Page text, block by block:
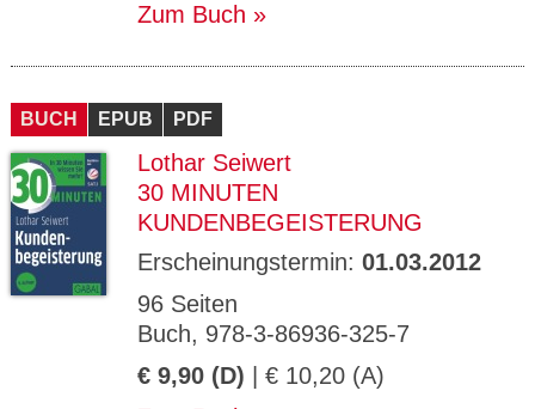
Zum Buch
BUCH EPUB PDF
Lothar Seiwert
30 MINUTEN
KUNDENBEGEISTERUNG
Erscheinungstermin: 01.03.2012
96 Seiten
Buch, 978-3-86936-325-7
€ 9,90 (D) | € 10,20 (A)